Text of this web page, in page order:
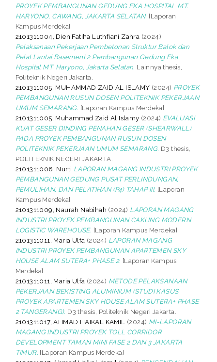
PROYEK PEMBANGUNAN GEDUNG EKA HOSPITAL MT.
HARYONO, CAWANG, JAKARTA SELATAN. [Laporan
Kampus Merdeka]
2101311004, Dien Fatiha Luthfiani Zahra (2024)
Pelaksanaan Pekerjaan Pembetonan Struktur Balok dan
Pelat Lantai Basement 2 Pembangunan Gedung Eka
Hospital MT. Haryono, Jakarta Selatan. Lainnya thesis,
Politeknik Negeri Jakarta.
2101311005, MUHAMMAD ZAID AL ISLAMY (2024) PROYEK
PEMBANGUNAN RUSUN DOSEN POLITEKNIK PEKERJAAN
UMUM SEMARANG. [Laporan Kampus Merdeka]
2101311005, Muhammad Zaid Al Islamy (2024) EVALUASI
KUAT GESER DINDING PENAHAN GESER (SHEARWALL)
PADA PROYEK PEMBANGUNAN RUSUN DOSEN
POLITEKNIK PEKERJAAN UMUM SEMARANG. D3 thesis,
POLITEKNIK NEGERI JAKARTA.
2101311008, Nurti LAPORAN MAGANG INDUSTRI PROYEK
PEMBANGUNAN GEDUNG PUSAT PERLINDUNGAN,
PEMULIHAN, DAN PELATIHAN (P4) TAHAP III. [Laporan
Kampus Merdeka]
2101311009, Naurah Nabihah (2024) LAPORAN MAGANG
INDUSTRI PROYEK PEMBANGUNAN CAKUNG MODERN
LOGISTIC WAREHOUSE. [Laporan Kampus Merdeka]
2101311011, Maria Ulfa (2024) LAPORAN MAGANG
INDUSTRI PROYEK PEMBANGUNAN APARTEMEN SKY
HOUSE ALAM SUTERA+ PHASE 2. [Laporan Kampus
Merdeka]
2101311011, Maria Ulfa (2024) METODE PELAKSANAAN
PEKERJAAN BEKISTING ALUMINIUM (STUDI KASUS
PROYEK APARTEMEN SKY HOUSE ALAM SUTERA+ PHASE
2 TANGERANG). D3 thesis, Politeknik Negeri Jakarta.
2101311017, AHMAD HAIKAL KAMIL
(2024) MI-LAPORAN
MAGANG INDUSTRI PROYEK TOLL CORRIDOR
DEVELOPMENT TAMAN MINI FASE 2 DAN 3 JAKARTA
TIMUR. [Laporan Kampus Merdeka]